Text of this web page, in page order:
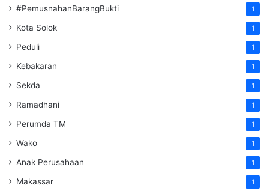
#PemusnahanBarangBukti 1
Kota Solok 1
Peduli 1
Kebakaran 1
Sekda 1
Ramadhani 1
Perumda TM 1
Wako 1
Anak Perusahaan 1
Makassar 1